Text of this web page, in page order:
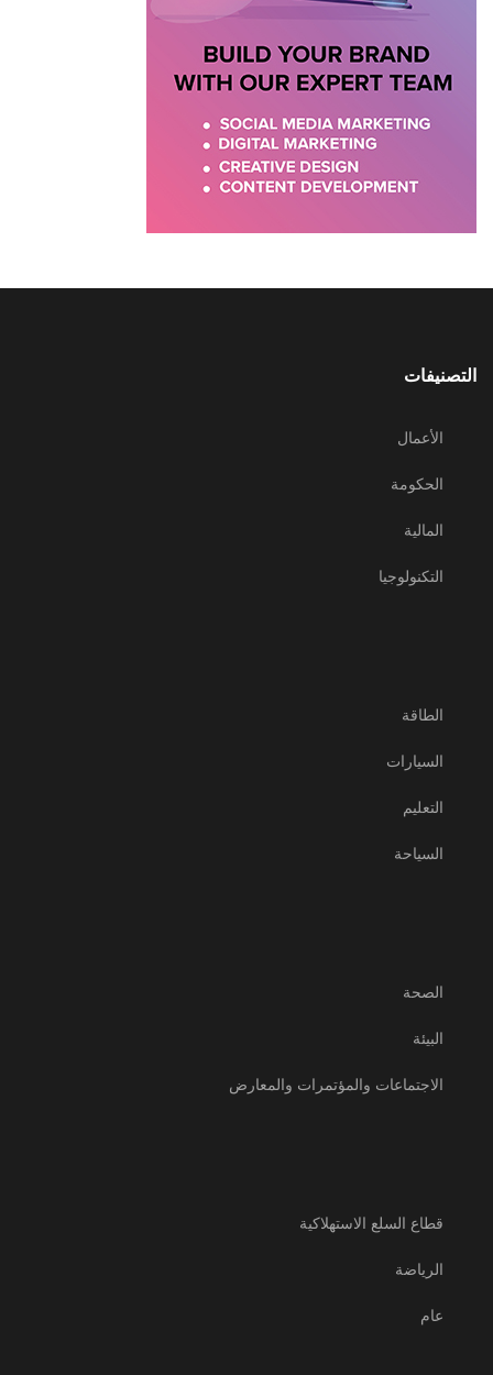
التصنيفات
الأعمال
الحكومة
المالية
التكنولوجيا
الطاقة
السيارات
التعليم
السياحة
الصحة
البيئة
الاجتماعات والمؤتمرات والمعارض
قطاع السلع الاستهلاكية
الرياضة
عام